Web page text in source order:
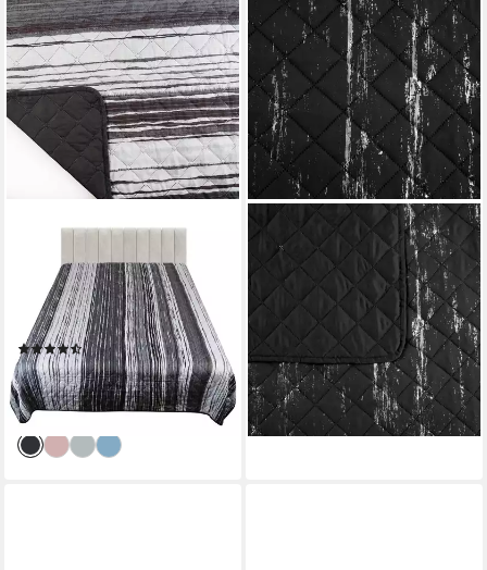
LEONADO VICENTI
x 240 cm gesteppt,
Tagesdecke mit Steppung als
Überwurf geeignet
(6)
16,50 € UVP24,97 €
-34%
lieferbar - in 2-3 Werktagen bei dir
DESIGN91
Tagesdecke Microfaser Decke
Steppdecke Überwurf
Gesteppte Karomuster, mit
silbernem, dekorativem
Muster
(8)
ab 23,05 €
lieferbar - in 3-4 Werktagen bei dir